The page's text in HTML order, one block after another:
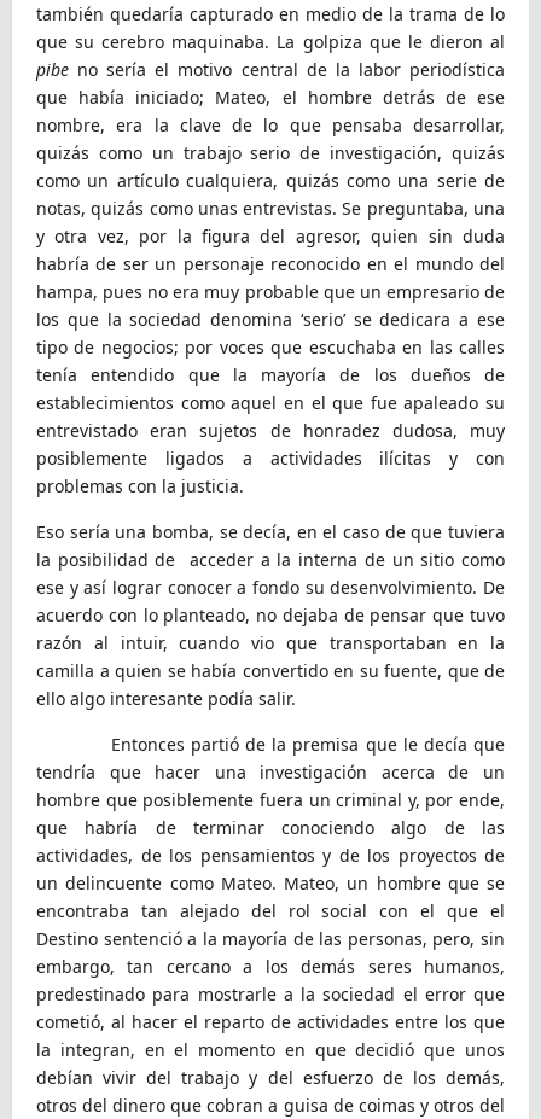
también quedaría capturado en medio de la trama de lo
que su cerebro maquinaba. La golpiza que le dieron al
pibe no sería el motivo central de la labor periodística
que había iniciado; Mateo, el hombre detrás de ese
nombre, era la clave de lo que pensaba desarrollar,
quizás como un trabajo serio de investigación, quizás
como un artículo cualquiera, quizás como una serie de
notas, quizás como unas entrevistas. Se preguntaba, una
y otra vez, por la figura del agresor, quien sin duda
habría de ser un personaje reconocido en el mundo del
hampa, pues no era muy probable que un empresario de
los que la sociedad denomina ‘serio’ se dedicara a ese
tipo de negocios; por voces que escuchaba en las calles
tenía entendido que la mayoría de los dueños de
establecimientos como aquel en el que fue apaleado su
entrevistado eran sujetos de honradez dudosa, muy
posiblemente ligados a actividades ilícitas y con
problemas con la justicia.
Eso sería una bomba, se decía, en el caso de que tuviera
la posibilidad de acceder a la interna de un sitio como
ese y así lograr conocer a fondo su desenvolvimiento. De
acuerdo con lo planteado, no dejaba de pensar que tuvo
razón al intuir, cuando vio que transportaban en la
camilla a quien se había convertido en su fuente, que de
ello algo interesante podía salir.
Entonces partió de la premisa que le decía que
tendría que hacer una investigación acerca de un
hombre que posiblemente fuera un criminal y, por ende,
que habría de terminar conociendo algo de las
actividades, de los pensamientos y de los proyectos de
un delincuente como Mateo. Mateo, un hombre que se
encontraba tan alejado del rol social con el que el
Destino sentenció a la mayoría de las personas, pero, sin
embargo, tan cercano a los demás seres humanos,
predestinado para mostrarle a la sociedad el error que
cometió, al hacer el reparto de actividades entre los que
la integran, en el momento en que decidió que unos
debían vivir del trabajo y del esfuerzo de los demás,
otros del dinero que cobran a guisa de coimas y otros del